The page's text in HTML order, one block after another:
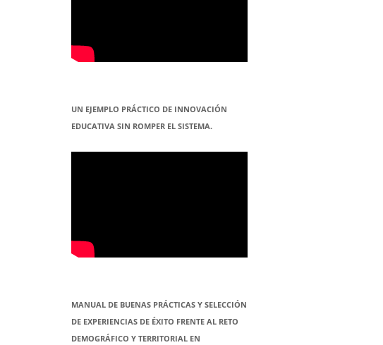
UN EJEMPLO PRÁCTICO DE INNOVACIÓN
EDUCATIVA SIN ROMPER EL SISTEMA.
MANUAL DE BUENAS PRÁCTICAS Y SELECCIÓN
DE EXPERIENCIAS DE ÉXITO FRENTE AL RETO
DEMOGRÁFICO Y TERRITORIAL EN